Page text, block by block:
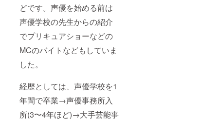
どです。声優を始める前は
声優学校の先生からの紹介
でプリキュアショーなどの
MCのバイトなどもしていま
した。
経歴としては、声優学校を1
年間で卒業→声優事務所入
所(3〜4年ほど)→大手芸能事